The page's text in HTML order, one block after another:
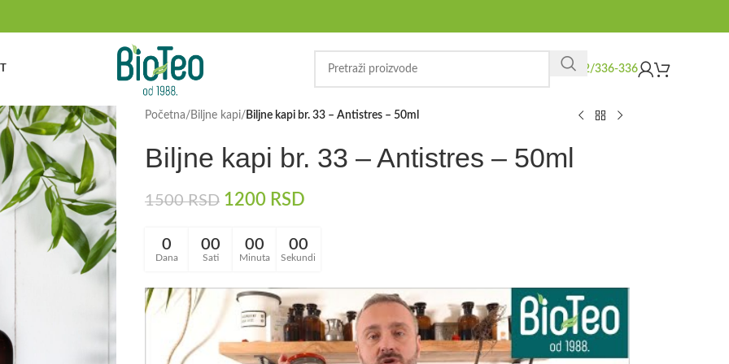
062/336-336
Početna/ Biljne kapi/ Biljne kapi br. 33 – Antistres – 50ml
Biljne kapi br. 33 – Antistres – 50ml
1500RSD 1200 RSD
0
Dana
00
Sati
00
Minuta
00
Sekundi